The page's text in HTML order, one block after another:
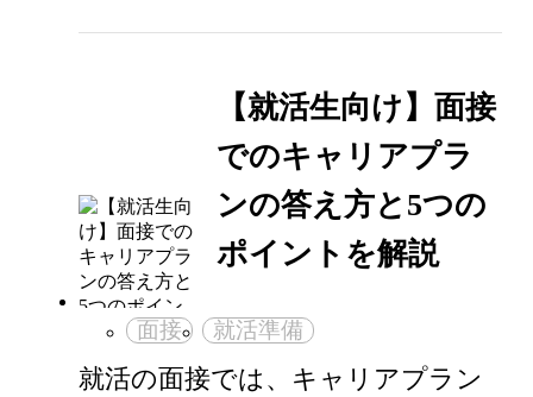
【就活生向け】面接
でのキャリアプラ
ンの答え方と5つの
ポイントを解説
面接 就活準備
就活の面接では、キャリアプラン